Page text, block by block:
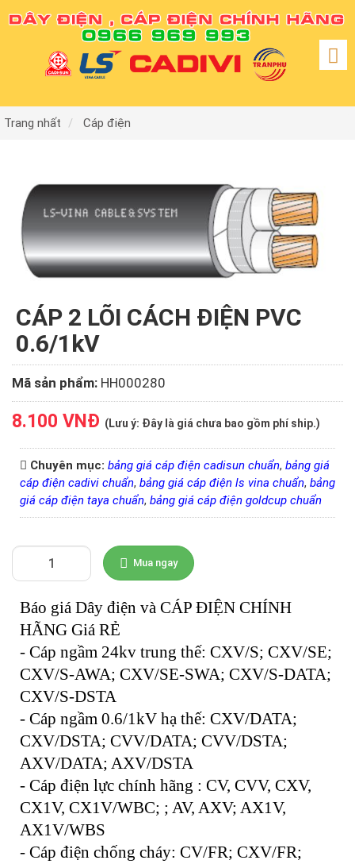
Trang nhất Cáp điện
CÁP 2 LÕI CÁCH ĐIỆN PVC
0.6/1kV
Mã sản phẩm: HH000280
8.100 VNĐ (Lưu ý: Đây là giá chưa bao gồm phí ship.)
Chuyên mục: bảng giá cáp điện cadisun chuẩn, bảng giá
cáp điện cadivi chuẩn, bảng giá cáp điện ls vina chuẩn, bảng
giá cáp điện taya chuẩn, bảng giá cáp điện goldcup chuẩn
Mua ngay
Báo giá Dây điện và CÁP ĐIỆN CHÍNH
HÃNG Giá RẺ
- Cáp ngầm 24kv trung thế: CXV/S; CXV/SE;
CXV/S-AWA; CXV/SE-SWA; CXV/S-DATA;
CXV/S-DSTA
- Cáp ngầm 0.6/1kV hạ thế: CXV/DATA;
CXV/DSTA; CVV/DATA; CVV/DSTA;
AXV/DATA; AXV/DSTA
- Cáp điện lực chính hãng : CV, CVV, CXV,
CX1V, CX1V/WBC; ; AV, AXV; AX1V,
AX1V/WBS
- Cáp điện chống cháy: CV/FR; CXV/FR;